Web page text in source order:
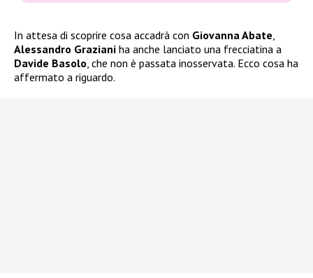
In attesa di scoprire cosa accadrà con Giovanna Abate
Alessandro Graziani ha anche lanciato una frecciatina a
Davide Basolo , che non è passata inosservata. Ecco cosa ha
affermato a riguardo.